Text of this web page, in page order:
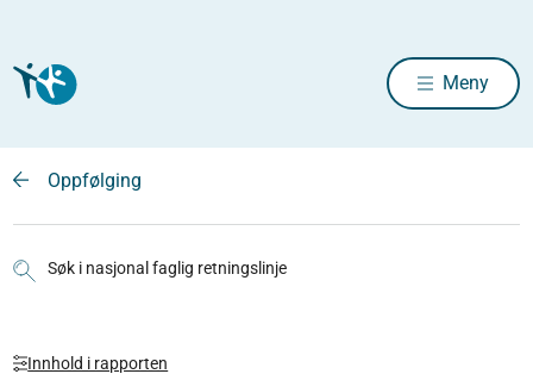
Meny
Oppfølging
Søk i nasjonal faglig retningslinje
Innhold i rapporten